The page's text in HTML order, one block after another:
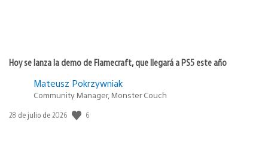
Hoy se lanza la demo de Flamecraft, que llegará a PS5 este año
Mateusz Pokrzywniak
Community Manager, Monster Couch
Fecha
28 de julio de 2026 6